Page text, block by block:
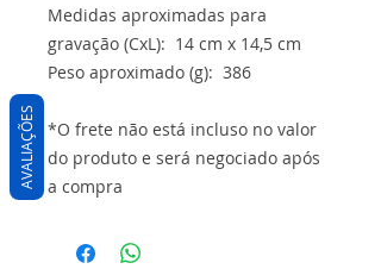
Medidas aproximadas para
gravação (CxL): 14 cm x 14,5 cm
Peso aproximado (g): 386
*O frete não está incluso no valor
do produto e será negociado após
a compra
AVALIAÇÕES